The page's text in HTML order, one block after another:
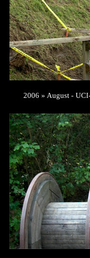
2006 » August -